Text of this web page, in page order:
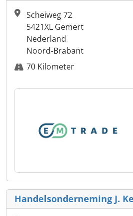
Scheiweg 72
5421XL Gemert
Nederland
Noord-Brabant
70 Kilometer
Handelsonderneming J.